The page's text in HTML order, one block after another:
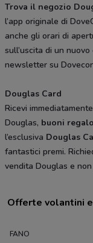
Trova il negozio
l’app originale di
anche gli orari di
sull’uscita di un
newsletter su
Douglas Card
Ricevi
Douglas, buoni regalo
l’esclusiva Douglas
fantastici premi.
vendita Douglas e
Offerte volantini
FANO